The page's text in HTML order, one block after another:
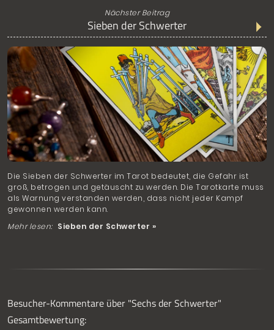
Nächster Beitrag
Sieben der Schwerter
Die Sieben der Schwerter im Tarot bedeutet, die Gefahr ist
groß, betrogen und getäuscht zu werden. Die Tarotkarte muss
als Warnung verstanden werden, dass nicht jeder Kampf
gewonnen werden kann.
Mehr lesen: Sieben der Schwerter »
Besucher-Kommentare über "Sechs der Schwerter"
Gesamtbewertung: